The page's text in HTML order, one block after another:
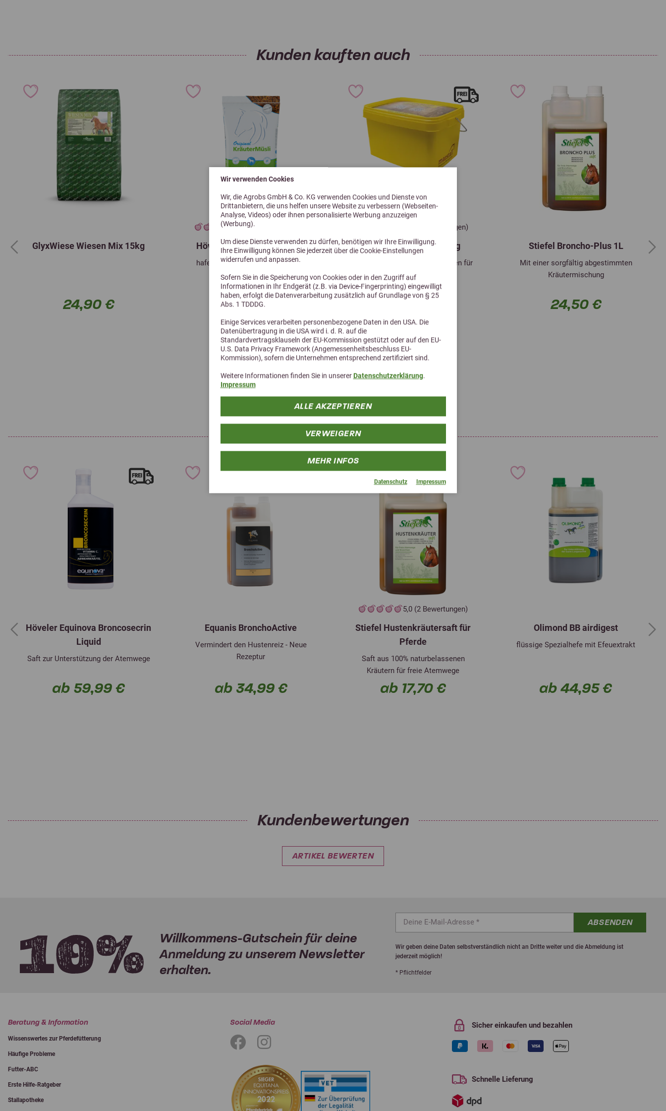
Wir verwenden Cookies
Wir, die Agrobs GmbH & Co. KG verwenden Cookies und Dienste von
Drittanbietern, die uns helfen unsere Website zu verbessern (Webseiten-
Analyse, Videos) oder ihnen personalisierte Werbung anzuzeigen
(Werbung).
Um diese Dienste verwenden zu dürfen, benötigen wir Ihre Einwilligung.
Ihre Einwilligung können Sie jederzeit über die Cookie-Einstellungen
widerrufen und anpassen.
Sofern Sie in die Speicherung von Cookies oder in den Zugriff auf
Informationen in Ihr Endgerät (z.B. via Device-Fingerprinting) eingewilligt
haben, erfolgt die Datenverarbeitung zusätzlich auf Grundlage von § 25
Abs. 1 TDDDG.
Einige Services verarbeiten personenbezogene Daten in den USA. Die
Datenübertragung in die USA wird i. d. R. auf die
Standardvertragsklauseln der EU-Kommission gestützt oder auf den EU-
U.S. Data Privacy Framework (Angemessenheitsbeschluss EU-
Kommission), sofern die Unternehmen entsprechend zertifiziert sind.
Weitere Informationen finden Sie in unserer Datenschutzerklärung.
Impressum
ALLE AKZEPTIEREN
VERWEIGERN
MEHR INFOS
Datenschutz Impressum
Mit der Dosierfunktion auf der Flasche die empfohlene Menge abmessen und mit Kraftfutter
10–15 Sprühstöße täglich über das Raufutter geben (zusätzlich zur empfohlenen Menge im
Anis-Öl (Pimpinella anisum)
Pfefferminz-Öl (Mentha piperita)
Thymianöl (Thymus vulgaris L)
Stand 07/2026
Kunden kauften auch
GlyxWiese Wiesen Mix 15kg
24,90 €
5,0 (23 Bewertungen)
Höveler Kräuter Müsli 20kg
haferfreies Müsli mit Kräutern für
Pferde
29,59 €
5,0 (7 Bewertungen)
Marstall Leinsnack 5kg
Belohnungsriegel mit Leinsamen für
Pferde
35,35 €
Stiefel Broncho-Plus 1L
Mit einer sorgfältig abgestimmten
Kräutermischung
24,50 €
Previous Next
Alternative Produkte
Höveler Equinova Broncosecrin
Liquid
Saft zur Unterstützung der Atemwege
ab 59,99 €
Equanis BronchoActive
Vermindert den Hustenreiz - Neue
Rezeptur
ab 34,99 €
5,0 (2 Bewertungen)
Stiefel Hustenkräutersaft für
Pferde
Saft aus 100% naturbelassenen
Kräutern für freie Atemwege
ab 17,70 €
Olimond BB airdigest
flüssige Spezialhefe mit Efeuextrakt
ab 44,95 €
Previous Next
Kundenbewertungen
ARTIKEL BEWERTEN
Willkommens-Gutschein für deine
Anmeldung zu unserem Newsletter
erhalten.
ABSENDEN
Wir geben deine Daten selbstverständlich nicht an Dritte weiter und die Abmeldung ist
jederzeit möglich!
* Pflichtfelder
Sicher einkaufen und bezahlen
Schnelle Lieferung
Beratung & Information
Wissenswertes zur Pferdefütterung
Häufige Probleme
Futter-ABC
Erste Hilfe-Ratgeber
Stallapotheke
Social Media